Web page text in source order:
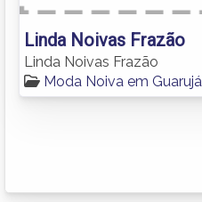
Linda Noivas Frazão
Linda Noivas Frazão
Moda Noiva em Guarujá